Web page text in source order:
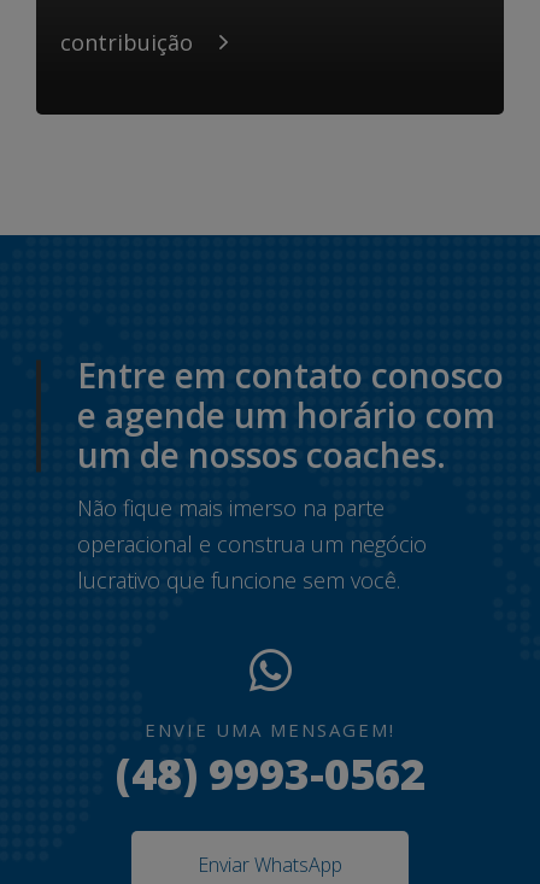
contribuição
Entre em contato conosco
e agende um horário com
um de nossos coaches.
Não fique mais imerso na parte
operacional e construa um negócio
lucrativo que funcione sem você.
ENVIE UMA MENSAGEM!
(48) 9993-0562
Enviar WhatsApp